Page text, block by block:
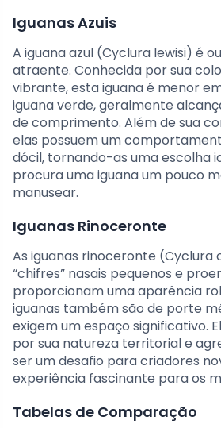
Iguanas Azuis
A iguana azul (Cyclura lewisi) é
atraente. Conhecida por sua
vibrante, esta iguana é menor
iguana verde, geralmente
de comprimento. Além de sua
elas possuem um
dócil, tornando-as uma escolha
procura uma iguana um pouco
manusear.
Iguanas Rinoceronte
As iguanas rinoceronte (Cyclura
“chifres” nasais pequenos e
proporcionam uma aparência
iguanas também são de porte
exigem um espaço significativo.
por sua natureza territorial e
ser um desafio para criadores
experiência fascinante para os
Tabelas de Comparação